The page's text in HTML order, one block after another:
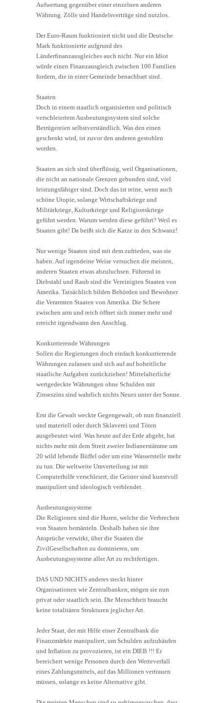
Aufwertung gegenüber einer einzelnen anderen
Währung. Zölle und Handelsverträge sind nutzlos.
Der Euro-Raum funktioniert nicht und die Deutsche
Mark funktionierte aufgrund des
Länderfinanzausgleiches auch nicht. Nur ein Idiot
würde einen Finanzausgleich zwischen 100 Familien
fordern, die in einer Gemeinde benachbart sind.
Staaten
Doch in einem staatlich organisierten und politisch
verschleiertem Ausbeutungssystem sind solche
Betrügereien selbstverständlich. Was den einen
geschenkt wird, ist zuvor den anderen gestohlen
worden.
Staaten an sich sind überflüssig, weil Organisationen,
die nicht an nationale Grenzen gebunden sind, viel
leistungsfähiger sind. Doch das ist reine, wenn auch
schöne Utopie, solange Wirtschaftskriege und
Militärkriege, Kulturkriege und Religionskriege
geführt werden. Warum werden diese geführt? Weil es
Staaten gibt! Da beißt sich die Katze in den Schwanz!
Nur wenige Staaten sind mit dem zufrieden, was sie
haben. Auf irgendeine Weise versuchen die meisten,
anderen Staaten etwas abzuluchsen. Führend in
Diebstahl und Raub sind die Vereinigten Staaten von
Amerika. Tatsächlich bilden Behörden und Bewohner
die Verarmten Staaten von Amerika. Die Schere
zwischen arm und reich öffnet sich immer mehr und
erreicht irgendwann den Anschlag.
Konkurrierende Währungen
Sollen die Regierungen doch einfach konkurrierende
Währungen zulassen und sich auf auf hoheitliche
staatliche Aufgaben zurückziehen! Mittelalterliche
wertgedeckte Währungen ohne Schulden mit
Zinseszins sind wahrlich nichts Neues unter der Sonne.
Erst die Gewalt weckte Gegengewalt, ob nun finanziell
und materiell oder durch Sklaverei und Töten
ausgebeutet wird. Was heute auf der Erde abgeht, hat
nichts mehr mit dem Streit zweier Indianerstämme um
20 wild lebende Büffel oder um eine Wasserstelle mehr
zu tun. Die weltweite Umverteilung ist mit
Computerhilfe verschleiert, die Geister sind kunstvoll
manipuliert und ideologisch verblendet.
Ausbeutungssysteme
Die Religionen sind die Huren, welche die Verbrechen
von Staaten bemänteln. Deshalb haben sie ihre
Ansprüche verwirkt, über die Staaten die
ZivilGesellschaften zu dominieren, um
Ausbeutungssysteme aller Art zu rechtfertigen.
DAS UND NICHTS anderes steckt hinter
Organisationen wie Zentralbanken, mögen sie nun
privat oder staatlich sein. Die Menschheit braucht
keine totalitären Strukturen jeglicher Art.
Jeder Staat, der mit Hilfe einer Zentralbank die
Finanzmärkte manipuliert, um Schulden aufzuhäufen
und Inflation zu provozieren, ist ein DIEB !!! Er
bereichert wenige Personen durch den Werteverfall
eines Zahlungsmittels, auf das Millionen vertrauen
müssen, solange es keine Alternative gibt.